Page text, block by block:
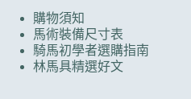
購物須知
馬術裝備尺寸表
騎馬初學者選購指南
林馬具精選好文